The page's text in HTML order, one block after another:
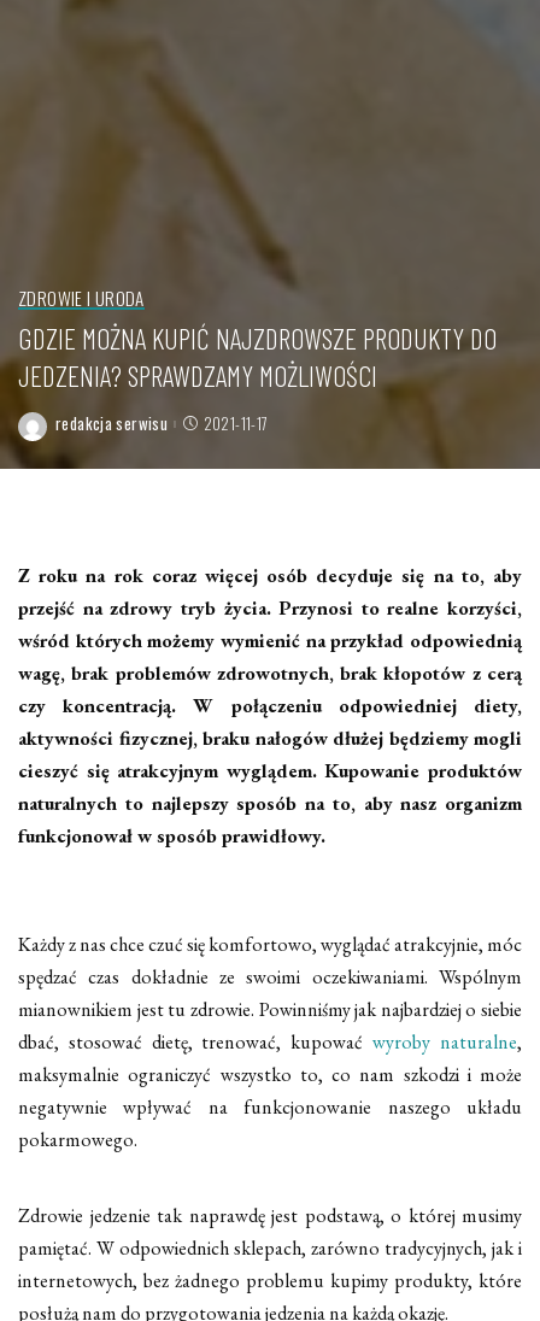
ZDROWIE I URODA
GDZIE MOŻNA KUPIĆ NAJZDROWSZE PRODUKTY DO
JEDZENIA? SPRAWDZAMY MOŻLIWOŚCI
Posted
redakcja serwisu 2021-11-17
Z roku na rok coraz więcej osób decyduje się na to, aby
przejść na zdrowy tryb życia. Przynosi to realne korzyści,
wśród których możemy wymienić na przykład odpowiednią
wagę, brak problemów zdrowotnych, brak kłopotów z cerą
czy koncentracją. W połączeniu odpowiedniej diety,
aktywności fizycznej, braku nałogów dłużej będziemy mogli
cieszyć się atrakcyjnym wyglądem. Kupowanie produktów
naturalnych to najlepszy sposób na to, aby nasz organizm
funkcjonował w sposób prawidłowy.
Każdy z nas chce czuć się komfortowo, wyglądać atrakcyjnie, móc
spędzać czas dokładnie ze swoimi oczekiwaniami. Wspólnym
mianownikiem jest tu zdrowie. Powinniśmy jak najbardziej o siebie
dbać, stosować dietę, trenować, kupowaćwyroby naturalne,
maksymalnie ograniczyć wszystko to, co nam szkodzi i może
negatywnie wpływać na funkcjonowanie naszego układu
pokarmowego.
Zdrowie jedzenie tak naprawdę jest podstawą, o której musimy
pamiętać. W odpowiednich sklepach, zarówno tradycyjnych, jak i
internetowych, bez żadnego problemu kupimy produkty, które
posłużą nam do przygotowania jedzenia na każdą okazję.